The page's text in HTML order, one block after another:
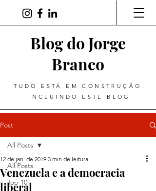
Blog do Jorge
Branco
TUDO ESTÁ EM CONSTRUÇÃO.
INCLUINDO ESTE BLOG
Post
All Posts
Top 10
All Posts
Venezuela e a democracia
liberal
12 de jan. de 2019 3 min de leitura